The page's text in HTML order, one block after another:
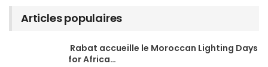
Articles populaires
Rabat accueille le Moroccan Lighting Days
for Africa…